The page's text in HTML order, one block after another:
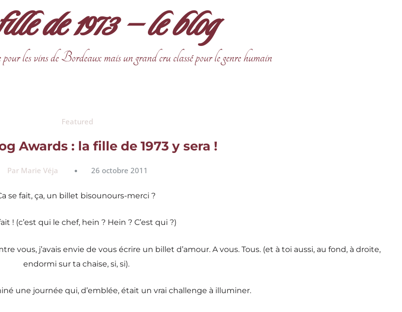
de 1973 – le blog
pour les vins de Bordeaux mais un grand cru classé pour le genre humain
Featured
Awards : la fille de 1973 y sera !
Par Marie Véja 26 octobre 2011
se fait, ça, un billet bisounours-merci ?
! (c’est qui le chef, hein ? Hein ? C’est qui ?)
vous, j’avais envie de vous écrire un billet d’amour. A vous. Tous. (et à toi aussi, au fond, à droite,
endormi sur ta chaise, si, si).
une journée qui, d’emblée, était un vrai challenge à illuminer.